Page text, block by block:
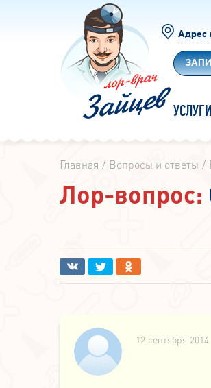
Адрес
УСЛУГИ
Главная Вопросы и ответы
Лор-вопрос:
12 сентября 2014